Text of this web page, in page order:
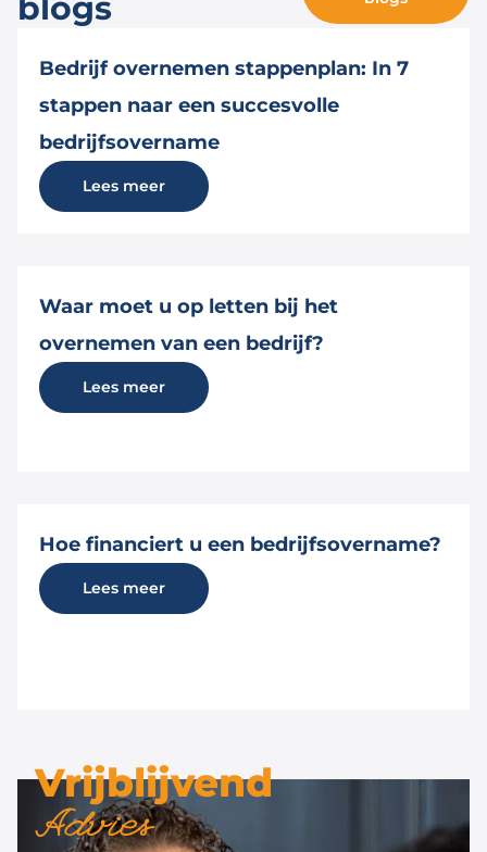
blogs
Bedrijf overnemen stappenplan: In 7
stappen naar een succesvolle
bedrijfsovername
Lees meer
Waar moet u op letten bij het
overnemen van een bedrijf?
Lees meer
Hoe financiert u een bedrijfsovername?
Lees meer
Vrijblijvend
Advies